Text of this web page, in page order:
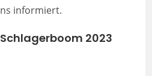
informiert.
2023